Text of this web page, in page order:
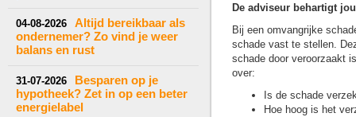
04-08-2026
Altijd bereikbaar als
ondernemer? Zo vind je weer
balans en rust
31-07-2026
Besparen op je
hypotheek? Zet in op een beter
energielabel
De adviseur behartigt
Bij een omvangrijke
schade vast te stellen.
schade door veroorzaakt
over:
Is de schade
Hoe hoog is het